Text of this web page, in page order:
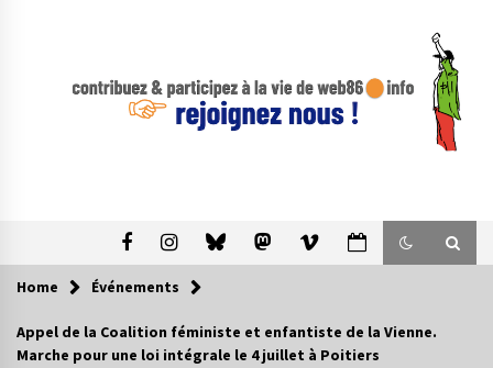
Home Événements
Appel de la Coalition féministe et enfantiste de la Vienne.
Marche pour une loi intégrale le 4 juillet à Poitiers